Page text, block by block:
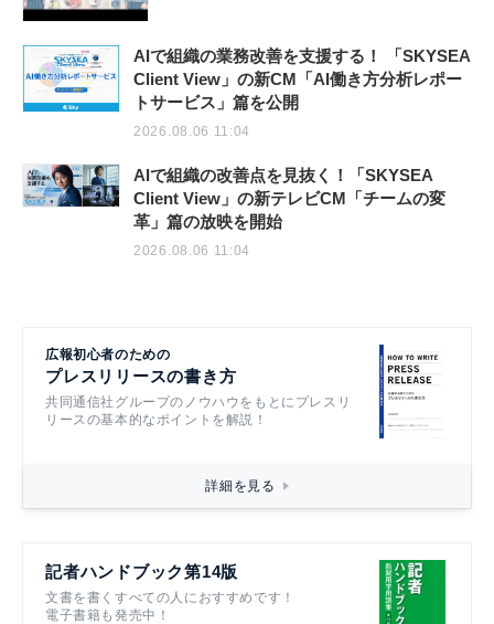
AIで組織の業務改善を支援する！ 「SKYSEA
Client View」の新CM「AI働き方分析レポー
トサービス」篇を公開
2026.08.06 11:04
AIで組織の改善点を見抜く！「SKYSEA
Client View」の新テレビCM「チームの変
革」篇の放映を開始
2026.08.06 11:04
広報初心者のための
プレスリリースの書き方
共同通信社グループのノウハウをもとにプレスリ
リースの基本的なポイントを解説！
詳細を見る
記者ハンドブック第14版
文書を書くすべての人におすすめです！
電子書籍も発売中！